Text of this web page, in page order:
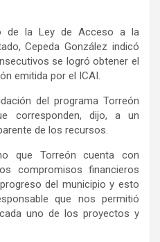
de la Ley de Acceso a la
Cepeda González indicó
se logró obtener el
emitida por el ICAI.
del programa Torreón
corresponden, dijo, a un
de los recursos.
que Torreón cuenta con
compromisos financieros
del municipio y esto
que nos permitió
uno de los proyectos y